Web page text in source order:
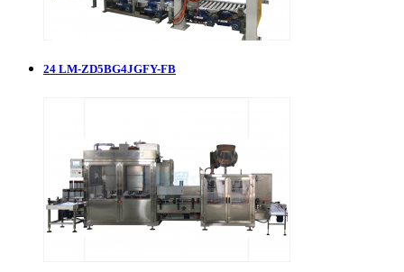
24 LM-ZD5BG4JGFY-FB